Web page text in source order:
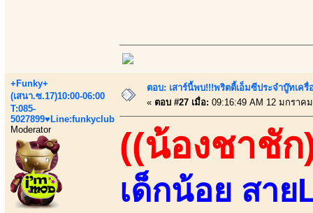
+Funky+
(เสนา.ซ.17)10:00-06:00
T:085-
5027899♥Line:funkyclub
Moderator
ตอบ: เสาร์นี้พบ!!!พริตตี้เอ็มซีประจำบู๊ทเค
« ตอบ #27 เมื่อ: 09:16:49 AM 12 มกราค
((น้องชาชัก
เด็กน้อย สา